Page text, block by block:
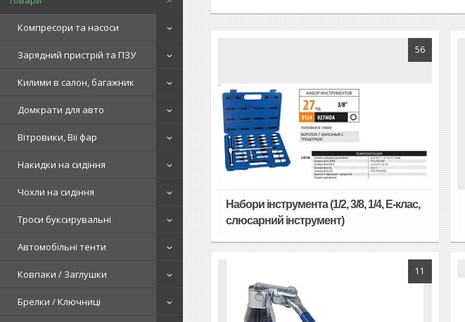
Компресори та насоси
Зарядний пристрій та ПЗУ
Килими в салон, багажник
Домкрати для авто
Вітровики, Вії фар
Накидки на сидіння
Чохли на сидіння
Троси буксирувальні
Автомобільні тенти
Ковпаки / Заглушки
Брелки / Ключниці
56
Набори інструмента (1/2, 3/8, 1/4, Е-клас,
слюсарний інструмент)
11